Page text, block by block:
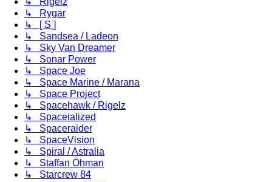
↳ Rygar
↳ [ S ]
↳ Sandsea / Ladeon
↳ Sky Van Dreamer
↳ Sonar Power
↳ Space Joe
↳ Space Marine / Marana
↳ Space Project
↳ Spacehawk / Rigelz
↳ Spaceialized
↳ Spaceraider
↳ SpaceVision
↳ Spiral / Astralia
↳ Staffan Öhman
↳ Starcrew 84